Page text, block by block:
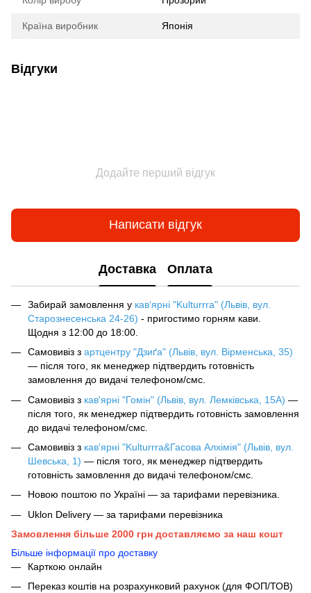
Країна виробник Японія
Відгуки
Додайте перший відгук
Написати відгук
Доставка Оплата
Забирай замовлення у кав‘ярні "Kulturrra" (Львів, вул.
Старознесенська 24-26) - пригостимо горням кави.
Щодня з 12:00 до 18:00.
Самовивіз з артцентру "Дзиґа" (Львів, вул. Вірменська, 35)
— після того, як менеджер підтвердить готовність
замовлення до видачі телефоном/смс.
Самовивіз з кав'ярні "Гомін" (Львів, вул. Лемківська, 15А) —
після того, як менеджер підтвердить готовність замовлення
до видачі телефоном/смс.
Самовивіз з кав'ярні "Kulturrra&Гасова Алхімія" (Львів, вул.
Шевська, 1) — після того, як менеджер підтвердить
готовність замовлення до видачі телефоном/смс.
Новою поштою по Україні — за тарифами перевізника.
Uklon Delivery — за тарифами перевізника
Замовлення більше 2000 грн доставляємо за наш кошт
Більше інформації про доставку
Карткою онлайн
Переказ коштів на розрахунковий рахунок (для ФОП/ТОВ)